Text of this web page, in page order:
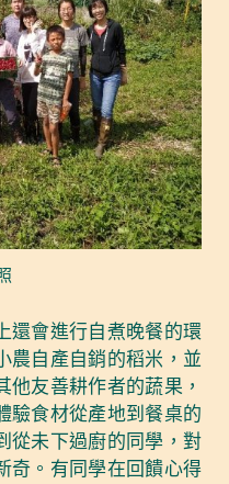
還會進行自煮晚餐的環
農自產自銷的稻米，並
友善耕作者的蔬果，
驗食材從產地到餐桌的
從未下過廚的同學，對
奇。有同學在回饋心得